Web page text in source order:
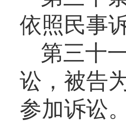
依照民事
第三十
讼，被告
参加诉讼。